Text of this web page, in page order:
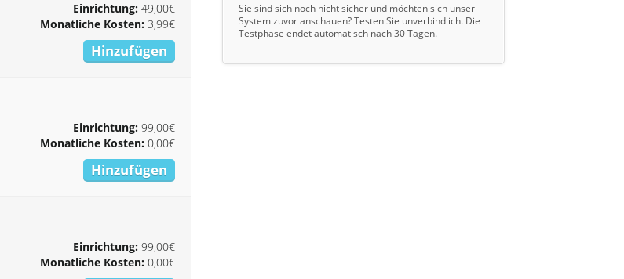
Einrichtung:49,00€
Monatliche Kosten:3,99€
Hinzufügen
Einrichtung:99,00€
Monatliche Kosten:0,00€
Hinzufügen
Einrichtung:99,00€
Monatliche Kosten:0,00€
Sie sind sich noch nicht sicher und möchten sich unser
System zuvor anschauen? Testen Sie unverbindlich. Die
Testphase endet automatisch nach 30 Tagen.